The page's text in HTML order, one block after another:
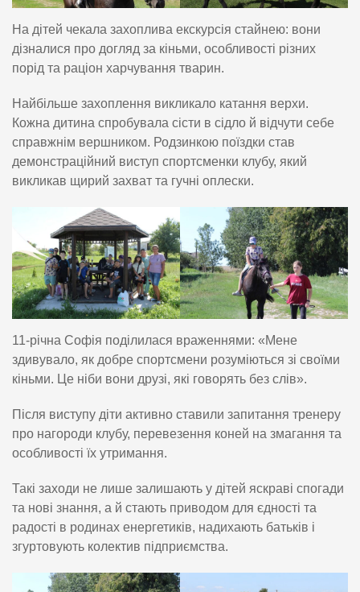
На дітей чекала захоплива екскурсія стайнею: вони
дізналися про догляд за кіньми, особливості різних
порід та раціон харчування тварин.
Найбільше захоплення викликало катання верхи.
Кожна дитина спробувала сісти в сідло й відчути себе
справжнім вершником. Родзинкою поїздки став
демонстраційний виступ спортсменки клубу, який
викликав щирий захват та гучні оплески.
11-річна Софія поділилася враженнями: «Мене
здивувало, як добре спортсмени розуміються зі своїми
кіньми. Це ніби вони друзі, які говорять без слів».
Після виступу діти активно ставили запитання тренеру
про нагороди клубу, перевезення коней на змагання та
особливості їх утримання.
Такі заходи не лише залишають у дітей яскраві спогади
та нові знання, а й стають приводом для єдності та
радості в родинах енергетиків, надихають батьків і
згуртовують колектив підприємства.